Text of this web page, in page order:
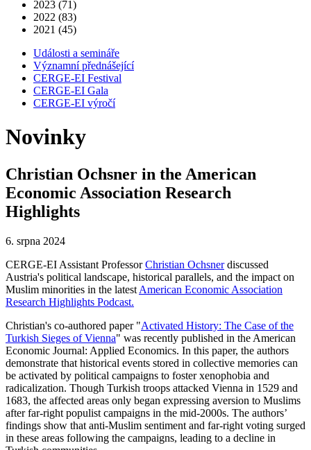
2023 (71)
2022 (83)
2021 (45)
Události a semináře
Významní přednášející
CERGE-EI Festival
CERGE-EI Gala
CERGE-EI výročí
Novinky
Christian Ochsner in the American
Economic Association Research
Highlights
6. srpna 2024
CERGE-EI Assistant ProfessorChristian Ochsnerdiscussed
Austria's political landscape, historical parallels, and the impact on
Muslim minorities in the latest American Economic Association
Research Highlights Podcast.
Christian's co-authored paper "Activated History: The Case of the
Turkish Sieges of Vienna" was recently published in the American
Economic Journal: Applied Economics. In this paper, the authors
demonstrate that historical events stored in collective memories can
be activated by political campaigns to foster xenophobia and
radicalization. Though Turkish troops attacked Vienna in 1529 and
1683, the affected areas only began expressing aversion to Muslims
after far-right populist campaigns in the mid-2000s. The authors’
findings show that anti-Muslim sentiment and far-right voting surged
in these areas following the campaigns, leading to a decline in